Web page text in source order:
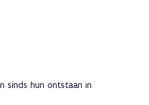
sinds hun ontstaan in